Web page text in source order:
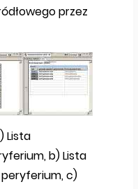
przez
Lista
b) Lista
c)